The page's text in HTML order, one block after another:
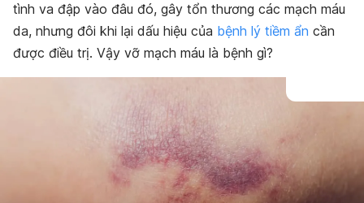
tình va đập vào đâu đó, gây tổn thương các mạch máu
da, nhưng đôi khi lại dấu hiệu của bệnh lý tiềm ẩn cần
được điều trị. Vậy vỡ mạch máu là bệnh gì?